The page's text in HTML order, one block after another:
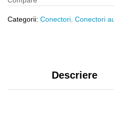
Categorii: Conectori Conectori
Descriere